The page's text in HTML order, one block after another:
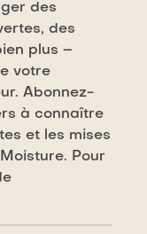
des
des
plus –
votre
Abonnez-
à connaître
et les mises
Pour